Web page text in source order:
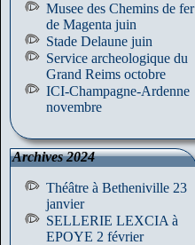
Musee des Chemins de fer
de Magenta juin
Stade Delaune juin
Service archeologique du
Grand Reims octobre
ICI-Champagne-Ardenne
novembre
Archives 2024
Théâtre à Betheniville 23
janvier
SELLERIE LEXCIA à
EPOYE 2 février